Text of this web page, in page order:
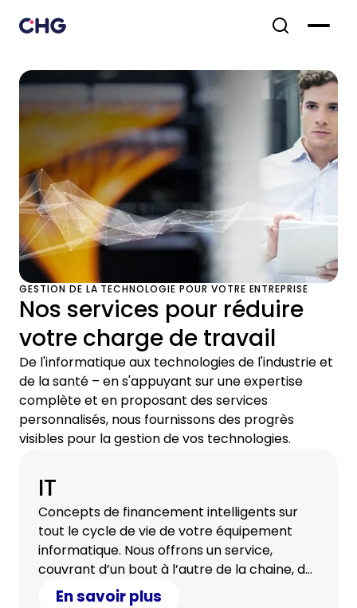
GESTION DE LA TECHNOLOGIE POUR VOTRE ENTREPRISE
Nos services pour réduire
votre charge de travail
De l'informatique aux technologies de l'industrie et
de la santé – en s'appuyant sur une expertise
complète et en proposant des services
personnalisés, nous fournissons des progrès
visibles pour la gestion de vos technologies.
IT
Concepts de financement intelligents sur
tout le cycle de vie de votre équipement
informatique. Nous offrons un service,
couvrant d’un bout à l’autre de la chaine, du
conseil à l'effacement certifié des données.
En savoir plus